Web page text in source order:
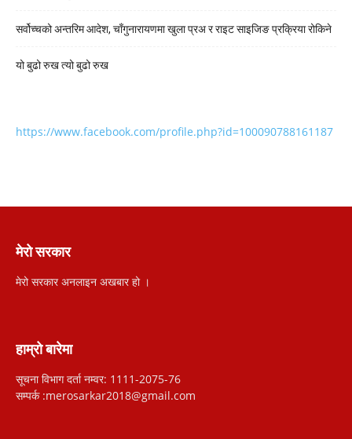
सर्वोच्चको अन्तरिम आदेश, चाँगुनारायणमा खुला प्रअ र राइट साइजिङ प्रक्रिया रोकिने
यो बुढो रुख त्यो बुढो रुख
https://www.facebook.com/profile.php?id=100090788161187
मेरो सरकार
मेरो सरकार अनलाइन अखबार हो ।
हाम्रो बारेमा
सूचना विभाग दर्ता नम्वर: 1111-2075-76
सम्पर्क :merosarkar2018@gmail.com